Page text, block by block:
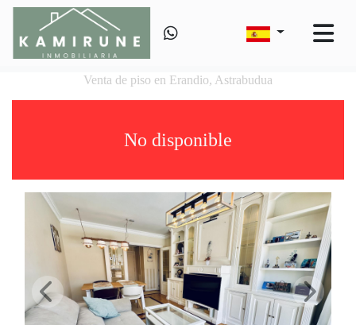
Venta de piso en Erandio, Astrabudua
No disponible